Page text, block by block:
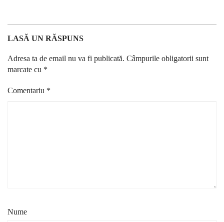
LASĂ UN RĂSPUNS
Adresa ta de email nu va fi publicată. Câmpurile obligatorii sunt
marcate cu *
Comentariu *
Nume